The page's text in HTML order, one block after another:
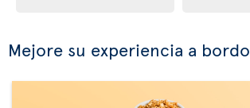
Mejore su experiencia a bordo